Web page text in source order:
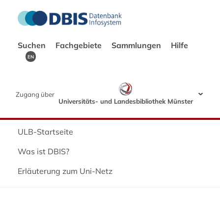
Suchen Fachgebiete Sammlungen Hilfe
EN
Zugang über
Universitäts- und Landesbibliothek Münster
ULB-Startseite
Was ist DBIS?
Erläuterung zum Uni-Netz